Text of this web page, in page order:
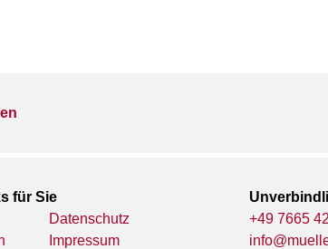
für Sie
Datenschutz
Impressum
+49 7665